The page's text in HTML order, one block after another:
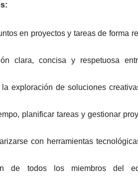
en proyectos y tareas de forma
clara, concisa y respetuosa
exploración de soluciones
planificar tareas y gestionar
con herramientas
de todos los miembros del